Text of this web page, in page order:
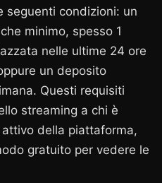
seguenti condizioni: un
minimo, spesso 1
nelle ultime 24 ore
un deposito
Questi requisiti
streaming a chi è
della piattaforma,
gratuito per vedere le